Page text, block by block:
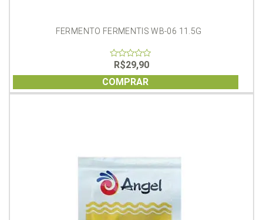
FERMENTO FERMENTIS WB-06 11.5G
of
5
R$29,90
COMPRAR